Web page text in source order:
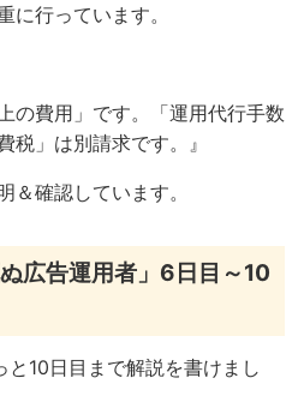
に行っています。
の費用」です。「運用代行手数
税」は別請求です。』
＆確認しています。
広告運用者」6日目～10
10日目まで解説を書けまし